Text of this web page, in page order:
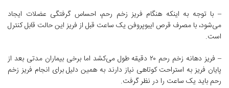
– با توجه به اینکه هنگام فریز زخم رحم، احساس گرفتگی عضلات ایجاد
می‌شود، با مصرف قرص ایبوپروفن یک ساعت قبل از فریز این حالت قابل کنترل
است.
– فریز دهانه زخم رحم ۲۰ دقیقه طول می‌کشد اما برخی بیماران مدتی بعد از
پایان فریز به استراحت کوتاهی نیاز دارند به همین دلیل برای انجام فریز زخم
رحم باید یک ساعت را در نظر گرفت.